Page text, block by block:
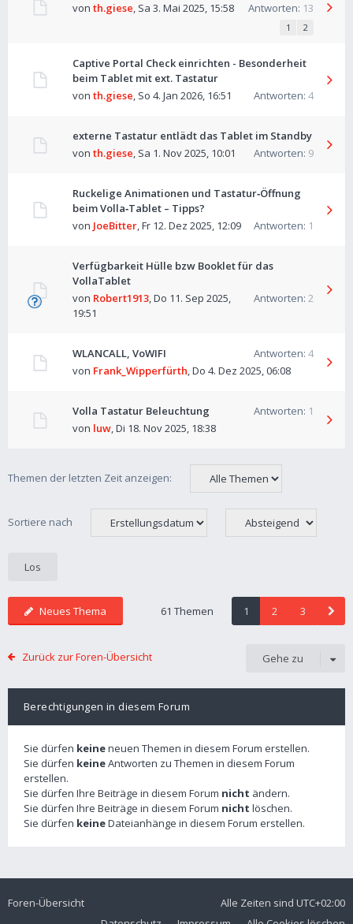
Antworten: 13
von th.giese, Sa 3. Mai 2025, 15:58
1 2
Captive Portal Check einrichten - Besonderheit
beim Tablet mit ext. Tastatur
Antworten: 4
von th.giese, So 4. Jan 2026, 16:51
externe Tastatur entlädt das Tablet im Standby
Antworten: 9
von th.giese, Sa 1. Nov 2025, 10:01
Ruckelige Animationen und Tastatur‑Öffnung
beim Volla‑Tablet – Tipps?
Antworten: 1
von JoeBitter,Fr 12. Dez 2025, 12:09
Verfügbarkeit Hülle bzw Booklet für das
VollaTablet
Antworten: 2
von Robert1913,Do 11. Sep 2025,
19:51
WLANCALL, VoWIFI Antworten: 4
von Frank_Wipperfürth,Do 4. Dez 2025, 06:08
Volla Tastatur Beleuchtung Antworten: 1
von luw,Di 18. Nov 2025, 18:38
Themen der letzten Zeit anzeigen:
Sortiere nach
Neues Thema 61 Themen 1 2 3
Zurück zur Foren-Übersicht Gehe zu
Berechtigungen in diesem Forum
Sie dürfen keineneuen Themen in diesem Forum erstellen.
Sie dürfen keineAntworten zu Themen in diesem Forum
erstellen.
Sie dürfen Ihre Beiträge in diesem Forum nicht ändern.
Sie dürfen Ihre Beiträge in diesem Forum nicht löschen.
Sie dürfen keineDateianhänge in diesem Forum erstellen.
Foren-Übersicht Alle Zeiten sind UTC+02:00